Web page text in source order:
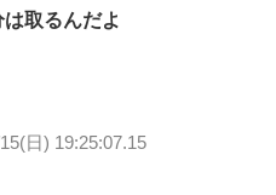
取るんだよ
日) 19:25:07.15